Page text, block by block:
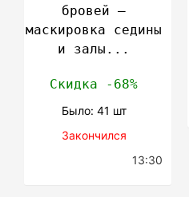
бровей —
маскировка седины
и залы...
Скидка -68%
Было: 41 шт
Закончился
13:30